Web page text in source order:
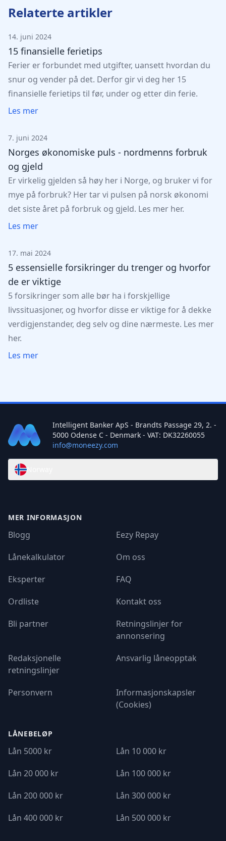
Relaterte artikler
14. juni 2024
15 finansielle ferietips
Ferier er forbundet med utgifter, uansett hvordan du
snur og vender på det. Derfor gir vi deg her 15
finansielle ferietips til før, under og etter din ferie.
Les mer
7. juni 2024
Norges økonomiske puls - nordmenns forbruk
og gjeld
Er virkelig gjelden så høy her i Norge, og bruker vi for
mye på forbruk? Her tar vi pulsen på norsk økonomi
det siste året på forbruk og gjeld. Les mer her.
Les mer
17. mai 2024
5 essensielle forsikringer du trenger og hvorfor
de er viktige
5 forsikringer som alle bør ha i forskjellige
livssituasjoner, og hvorfor disse er viktige for å dekke
verdigjenstander, deg selv og dine nærmeste. Les mer
her.
Les mer
Intelligent Banker ApS - Brandts Passage 29, 2. -
5000 Odense C - Denmark - VAT: DK32260055
info@moneezy.com
MER INFORMASJON
Blogg
Eezy Repay
Lånekalkulator
Om oss
Eksperter
FAQ
Ordliste
Kontakt oss
Bli partner
Retningslinjer for
annonsering
Redaksjonelle
retningslinjer
Ansvarlig låneopptak
Personvern
Informasjonskapsler
(Cookies)
LÅNEBELØP
Lån 5000 kr
Lån 10 000 kr
Lån 20 000 kr
Lån 100 000 kr
Lån 200 000 kr
Lån 300 000 kr
Lån 400 000 kr
Lån 500 000 kr